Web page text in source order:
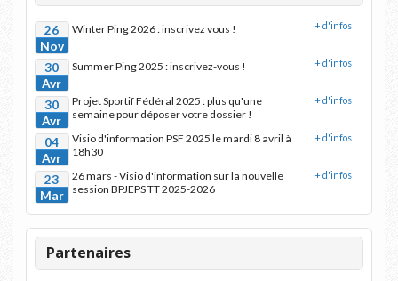
26
Nov
Winter Ping 2026 : inscrivez vous ! + d'infos
30
Avr
Summer Ping 2025 : inscrivez-vous ! + d'infos
30
Avr
Projet Sportif Fédéral 2025 : plus qu'une
semaine pour déposer votre dossier !
+ d'infos
04
Avr
Visio d'information PSF 2025 le mardi 8 avril à
18h30
+ d'infos
23
Mar
26 mars - Visio d'information sur la nouvelle
session BPJEPS TT 2025-2026
+ d'infos
Partenaires